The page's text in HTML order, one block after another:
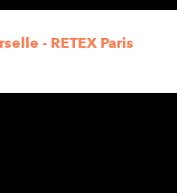
- RETEX Paris